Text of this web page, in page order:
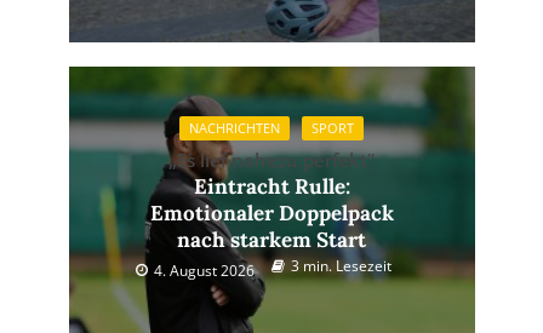
NACHRICHTEN SPORT
„Es lief nahezu perfekt”
Eintracht Rulle:
Emotionaler Doppelpack
nach starkem Start
4. August 2026 3 min. Lesezeit